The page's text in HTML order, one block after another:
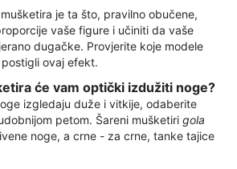
je ta što, pravilno obučene,
vaše figure i učiniti da vaše
dugačke. Provjerite koje modele
ovaj efekt.
će vam optički izdužiti noge?
izgledaju duže i vitkije, odaberite
petom. Šareni mušketiri gola
noge, a crne - za crne, tanke tajice